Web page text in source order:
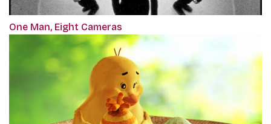
One Man, Eight Cameras